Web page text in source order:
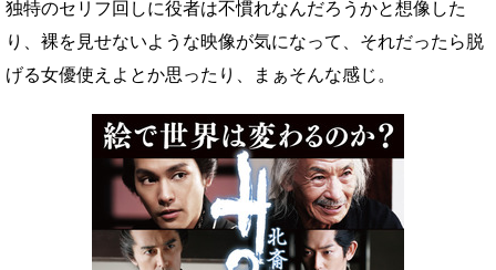
独特のセリフ回しに役者は不慣れなんだろうかと想像した
り、裸を見せないような映像が気になって、それだったら脱
げる女優使えよとか思ったり、まぁそんな感じ。